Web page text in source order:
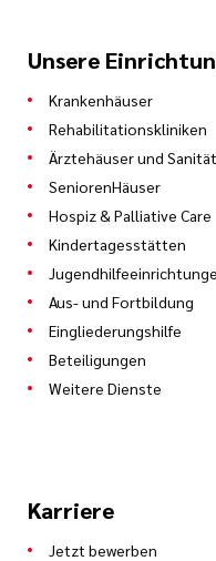
Unsere
Krankenhäuser
Rehabilitationskliniken
Ärztehäuser und
SeniorenHäuser
Hospiz & Palliative Care
Kindertagesstätten
Aus- und Fortbildung
Eingliederungshilfe
Beteiligungen
Weitere Dienste
Karriere
Jetzt bewerben